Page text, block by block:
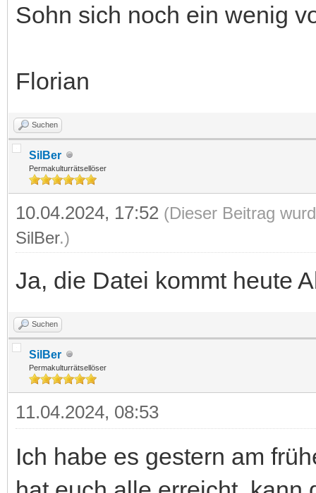
Sohn sich noch ein wenig
Florian
Suchen
SilBer
Permakulturrätsellöser
10.04.2024, 17:52 (Dieser Beitrag
SilBer.)
Ja, die Datei kommt heute
Suchen
SilBer
Permakulturrätsellöser
11.04.2024, 08:53
Ich habe es gestern am